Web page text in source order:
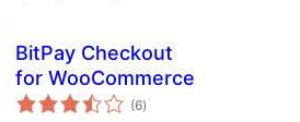
BitPay Checkout
for WooCommerce
(6total
de
)